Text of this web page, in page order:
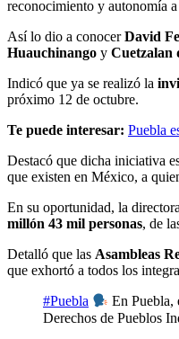
reconocimiento y autonomía a
​Así lo dio a conocerDavid
Huauchinango y ​ Cuetzalan
Indicó que ya se realizó la
próximo 12 de octubre.
Te puede interesar: Puebla
Destacó que dicha iniciativa
que existen en México, a
En su oportunidad, la
millón 43 mil personas, de
Detalló que las Asambleas
que exhortó a todos los
#Puebla
En Puebla,
Derechos de Pueblos